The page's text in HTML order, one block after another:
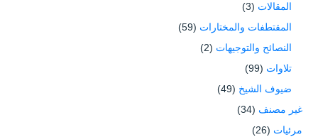
المقالات (3)
المقتطفات والمختارات (59)
النصائح والتوجيهات (2)
تلاوات (99)
ضيوف الشيخ (49)
غير مصنف (34)
مرئيات (26)